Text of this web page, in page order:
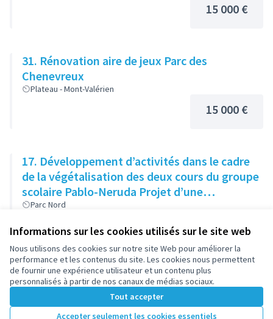
Informations sur les cookies utilisés sur le site web
Nous utilisons des cookies sur notre site Web pour améliorer la
performance et les contenus du site. Les cookies nous permettent
de fournir une expérience utilisateur et un contenu plus
personnalisés à partir de nos canaux de médias sociaux.
Tout accepter
Accepter seulement les cookies essentiels
15 000 €
31. Rénovation aire de jeux Parc des
Chenevreux
Plateau - Mont-Valérien
15 000 €
17. Développement d’activités dans le cadre
de la végétalisation des deux cours du groupe
scolaire Pablo-Neruda Projet d’une
association.
Parc Nord
15 000 €
34. Ateliers jardinage et activités cuisine
asiatiques
République